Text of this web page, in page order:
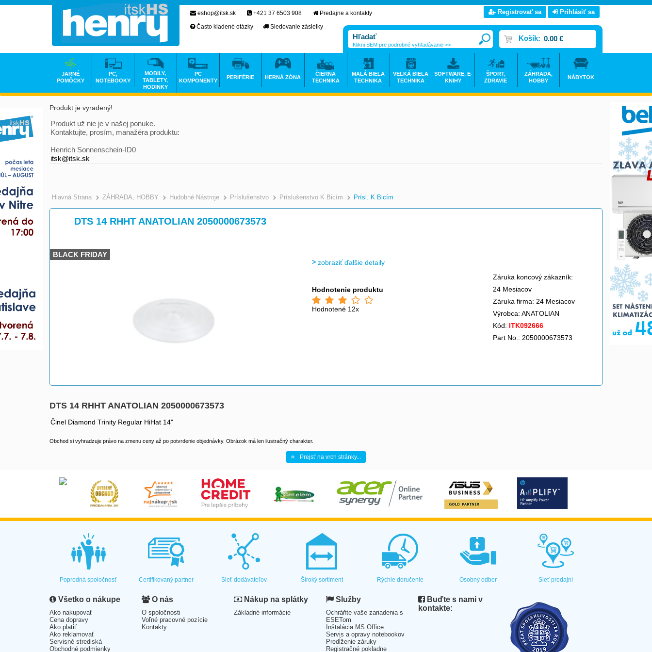
Produkt je vyradený!
Produkt už nie je v našej ponuke.
Kontaktujte, prosím, manažéra produktu:
Henrich Sonnenschein-ID0
itsk@itsk.sk
Hlavná Strana >
ZÁHRADA, HOBBY >
Hudobné Nástroje >
Príslušenstvo >
Príslušenstvo K Bicím >
Prísl. K Bicím
DTS 14 RHHT ANATOLIAN 2050000673573
BLACK FRIDAY
zobraziť ďalšie detaily
Hodnotenie produktu
Hodnotené 12x
Záruka koncový zákazník:
24 Mesiacov
Záruka firma: 24 Mesiacov
Výrobca: ANATOLIAN
Kód: ITK092666
Part No.: 2050000673573
DTS 14 RHHT ANATOLIAN 2050000673573
Činel Diamond Trinity Regular HiHat 14"
Obchod si vyhradzuje právo na zmenu ceny až po potvrdenie objednávky. Obrázok má len ilustračný charakter.
Prejsť na vrch stránky...
eshop@itsk.sk +421 37 6503 908
Predajne a kontakty
Často kladené otázky
Sledovanie zásielky
Registrovať sa Prihlásiť sa
Košík: 0.00 €
Klikni SEM pre podrobné vyhľadávanie >>
JARNÉ
POMÔCKY
PC,
NOTEBOOKY
MOBILY,
TABLETY,
HODINKY
PC
KOMPONENTY
PERIFÉRIE HERNÁ ZÓNA
ČIERNA
TECHNIKA
MALÁ BIELA
TECHNIKA
VEĽKÁ BIELA
TECHNIKA
SOFTWARE, E-
KNIHY
ŠPORT,
ZDRAVIE
ZÁHRADA,
HOBBY
NÁBYTOK
Popredná spoločnosť Certifikovaný partner Sieť dodávateľov Široký sortiment Rýchle doručenie Osobný odber Sieť predajní
Všetko o nákupe
Ako nakupovať
Cena dopravy
Ako platiť
Ako reklamovať
Servisné strediská
Obchodné podmienky
O nás
O spoločnosti
Voľné pracovné pozície
Kontakty
Nákup na splátky
Základné informácie
Služby
Ochráňte vaše zariadenia s
ESETom
Inštalácia MS Office
Servis a opravy notebookov
Predĺženie záruky
Registračné pokladne
Buďte s nami v
kontakte: